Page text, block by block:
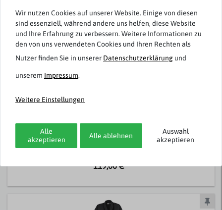
Übergröße Bademantel Walkfrottier dunkelblau
119,00 € *
Wir nutzen Cookies auf unserer Website. Einige von diesen
sind essenziell, während andere uns helfen, diese Website
und Ihre Erfahrung zu verbessern. Weitere Informationen zu
den von uns verwendeten Cookies und Ihren Rechten als
Nutzer finden Sie in unserer Daten­schutz­erklärung und
unserem Impressum.
Weitere Einstellungen
Alle
akzeptieren
Alle ablehnen
Auswahl
akzeptieren